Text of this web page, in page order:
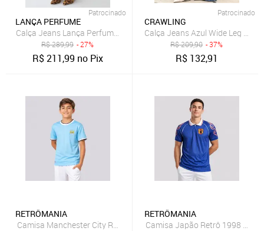
Patrocinado
LANÇA PERFUME
Calça Jeans Lança Perfume Mom Luna Azul
R$289,99 - 27%
R$211,99 no Pix
Patrocinado
CRAWLING
Calça Jeans Azul Wide Leg
R$209,90 - 37%
R$ 132,91
RETRÔMANIA
Camisa Manchester City Retrô 2014 Juvenil Azul
RETRÔMANIA
Camisa Japão Retrô 1998 Dry